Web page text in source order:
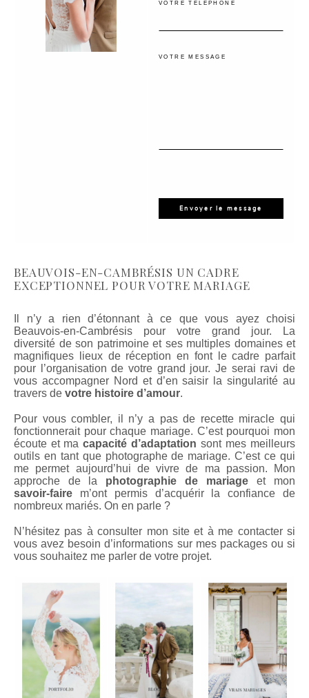
VOTRE TÉLÉPHONE
VOTRE MESSAGE
BEAUVOIS-EN-CAMBRÉSIS UN CADRE
EXCEPTIONNEL POUR VOTRE MARIAGE
Il n’y a rien d’étonnant à ce que vous ayez choisi
Beauvois-en-Cambrésis pour votre grand jour. La
diversité de son patrimoine et ses multiples domaines et
magnifiques lieux de réception en font le cadre parfait
pour l’organisation de votre grand jour. Je serai ravi de
vous accompagner Nord et d’en saisir la singularité au
travers de votre histoire d’amour.
Pour vous combler, il n’y a pas de recette miracle qui
fonctionnerait pour chaque mariage. C’est pourquoi mon
écoute et ma capacité d’adaptation sont mes meilleurs
outils en tant que photographe de mariage. C’est ce qui
me permet aujourd’hui de vivre de ma passion. Mon
approche de la photographie de mariage et mon
savoir-faire m’ont permis d’acquérir la confiance de
nombreux mariés. On en parle ?
N’hésitez pas à consulter mon site et à me contacter si
vous avez besoin d’informations sur mes packages ou si
vous souhaitez me parler de votre projet.